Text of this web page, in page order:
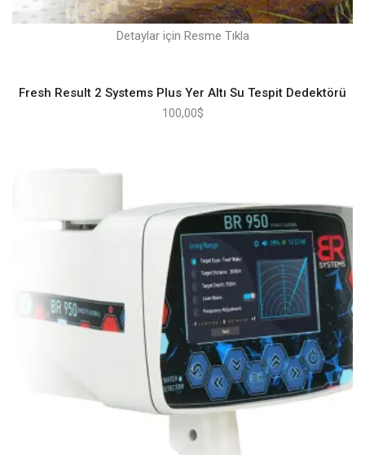
Detaylar için Resme Tıkla
Fresh Result 2 Systems Plus Yer Altı Su Tespit Dedektörü
100,00$